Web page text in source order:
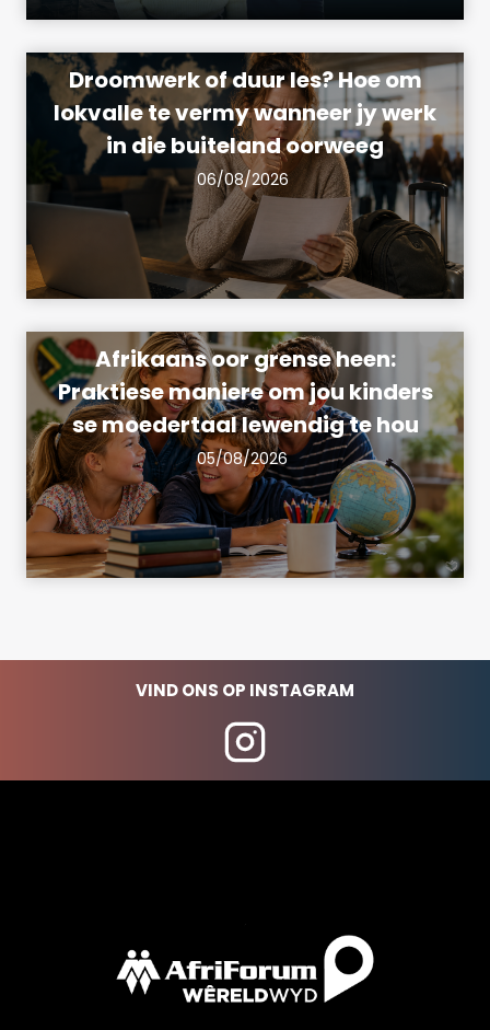
Droomwerk of duur les? Hoe om
lokvalle te vermy wanneer jy werk
in die buiteland oorweeg
06/08/2026
Afrikaans oor grense heen:
Praktiese maniere om jou kinders
se moedertaal lewendig te hou
05/08/2026
VIND ONS OP INSTAGRAM